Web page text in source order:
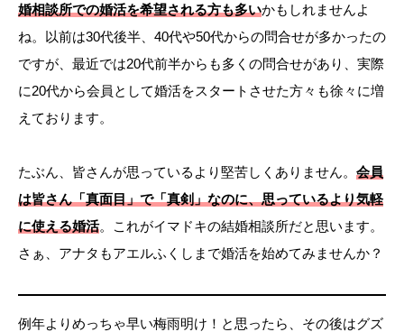
婚相談所での婚活を希望される方も多いかもしれませんよ
ね。以前は30代後半、40代や50代からの問合せが多かったの
ですが、最近では20代前半からも多くの問合せがあり、実際
に20代から会員として婚活をスタートさせた方々も徐々に増
えております。
たぶん、皆さんが思っているより堅苦しくありません。 会員
は皆さん「真面目」で「真剣」なのに、思っているより気軽
に使える婚活。これがイマドキの結婚相談所だと思います。
さぁ、アナタもアエルふくしまで婚活を始めてみませんか？
例年よりめっちゃ早い梅雨明け！と思ったら、その後はグズ